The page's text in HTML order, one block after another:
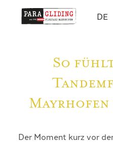
DE
So
Der Moment kurz vor